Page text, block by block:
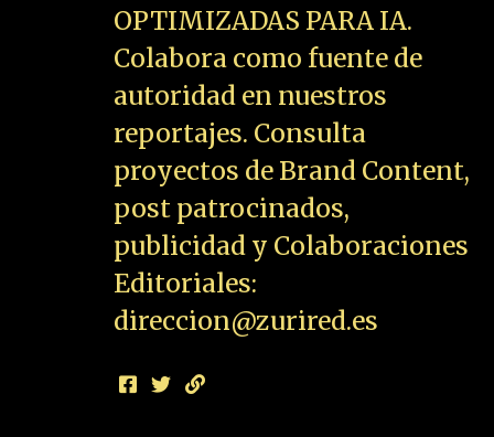
OPTIMIZADAS PARA IA.
Colabora como fuente de
autoridad en nuestros
reportajes. Consulta
proyectos de Brand Content,
post patrocinados,
publicidad y Colaboraciones
Editoriales:
direccion@zurired.es